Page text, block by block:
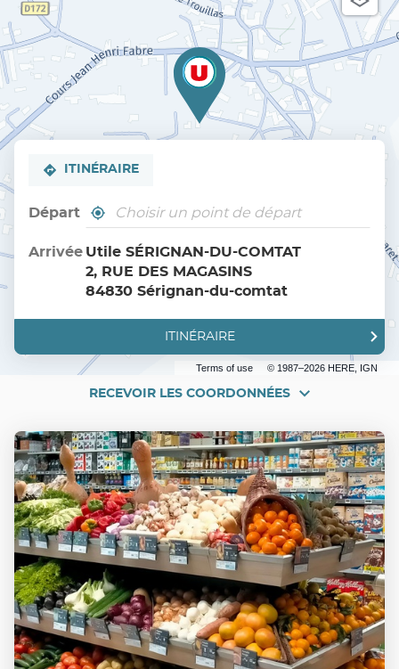
Terms of use © 1987–2026 HERE, IGN
ITINÉRAIRE
Départ
,
trouver
un
point
de
vente
À
proximité
Arrivée Utile SÉRIGNAN-DU-COMTAT
2, RUE DES MAGASINS
84830 Sérignan-du-comtat
ITINÉRAIRE
JUSQU'AU
POINT
DE
UTILE
COMTAT
RECEVOIR LES COORDONNÉES
RECEVOIR
COORDONNÉES